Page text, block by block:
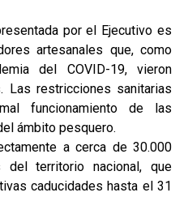
por el Ejecutivo es
artesanales que, como
del COVID-19, vieron
Las restricciones sanitarias
funcionamiento de las
ámbito pesquero.
a cerca de 30.000
del territorio nacional, que
caducidades hasta el 31